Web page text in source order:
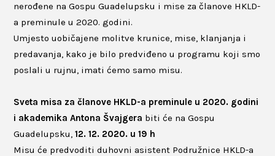
nerođene na Gospu Guadelupsku i mise za članove HKLD-
a preminule u 2020. godini.
Umjesto uobičajene molitve krunice, mise, klanjanja i
predavanja, kako je bilo predviđeno u programu koji smo
poslali u rujnu, imati ćemo samo misu.
Sveta misa za članove HKLD-a preminule u 2020. godini
i akademika Antona Švajgera biti će na Gospu
Guadelupsku,12. 12. 2020. u 19 h
Misu će predvoditi duhovni asistent Podružnice HKLD-a